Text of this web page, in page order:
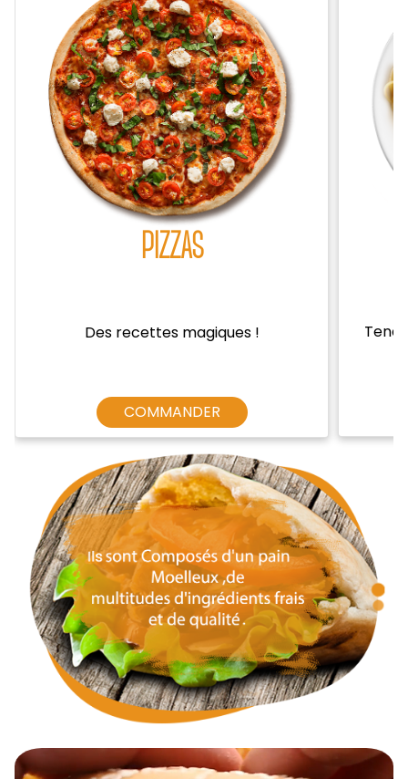
Zones de Livraison
PIZZAS
Des recettes magiques !
COMMANDER